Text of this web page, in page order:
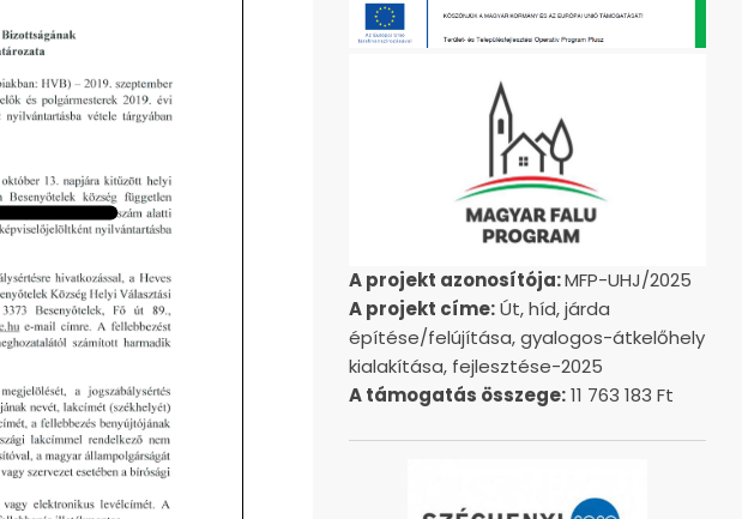
A projekt azonosítója:MFP-UHJ/2025
A projekt címe:Út, híd, járda
építése/felújítása, gyalogos-átkelőhely
kialakítása, fejlesztése-2025
A támogatás összege:11 763 183 Ft